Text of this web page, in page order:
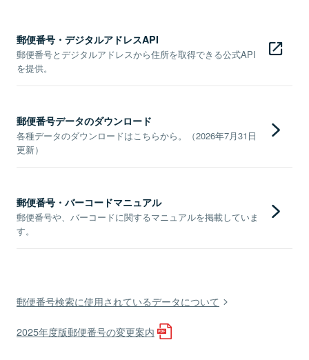
郵便番号・デジタルアドレスAPI
郵便番号とデジタルアドレスから住所を取得できる公式API
を提供。
郵便番号データのダウンロード
各種データのダウンロードはこちらから。（2026年7月31日
更新）
郵便番号・バーコードマニュアル
郵便番号や、バーコードに関するマニュアルを掲載していま
す。
郵便番号検索に使用されているデータについて
2025年度版郵便番号の変更案内